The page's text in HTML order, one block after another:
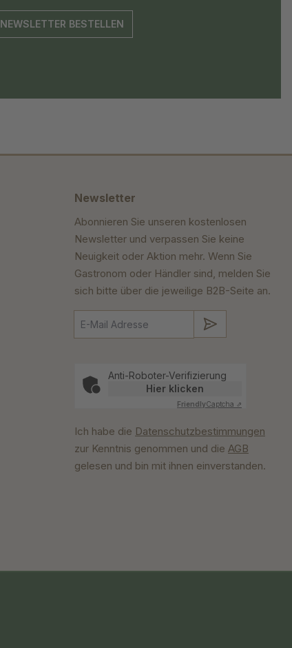
NEWSLETTER BESTELLEN
Newsletter
Abonnieren Sie unseren kostenlosen
Newsletter und verpassen Sie keine
Neuigkeit oder Aktion mehr. Wenn Sie
Gastronom oder Händler sind, melden Sie
sich bitte über die jeweilige B2B-Seite an.
Anti-Roboter-Verifizierung
Hier klicken
FriendlyCaptcha ⇗
Ich habe die Datenschutzbestimmungen
zur Kenntnis genommen und die AGB
gelesen und bin mit ihnen einverstanden.